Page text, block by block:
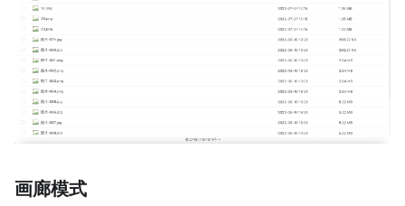
画廊模式